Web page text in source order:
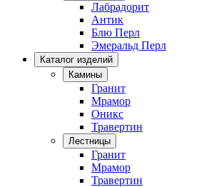
Лабрадорит
Антик
Блю Перл
Эмеральд Перл
Каталог изделий
Камины
Гранит
Мрамор
Оникс
Травертин
Лестницы
Гранит
Мрамор
Травертин